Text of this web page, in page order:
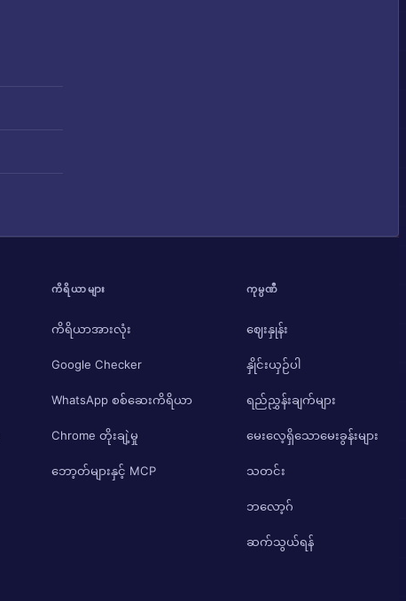
ကိရိယာများ
ကိရိယာအားလုံး
Google Checker
WhatsApp စစ်ဆေးကိရိယာ
Chrome တိုးချဲ့မှု
ဘော့တ်များနှင့် MCP
ကုမ္ပဏီ
ဈေးနှုန်း
နှိုင်းယှဉ်ပါ
ရည်ညွှန်းချက်များ
မေးလေ့ရှိသောမေးခွန်းများ
သတင်း
ဘလော့ဂ်
ဆက်သွယ်ရန်